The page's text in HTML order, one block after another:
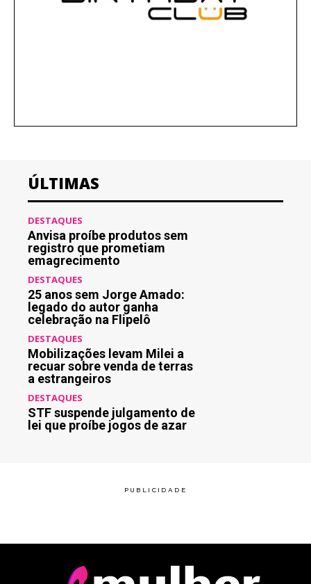
ÚLTIMAS
DESTAQUES
Anvisa proíbe produtos sem
registro que prometiam
emagrecimento
DESTAQUES
25 anos sem Jorge Amado:
legado do autor ganha
celebração na Flipelô
DESTAQUES
Mobilizações levam Milei a
recuar sobre venda de terras
a estrangeiros
DESTAQUES
STF suspende julgamento de
lei que proíbe jogos de azar